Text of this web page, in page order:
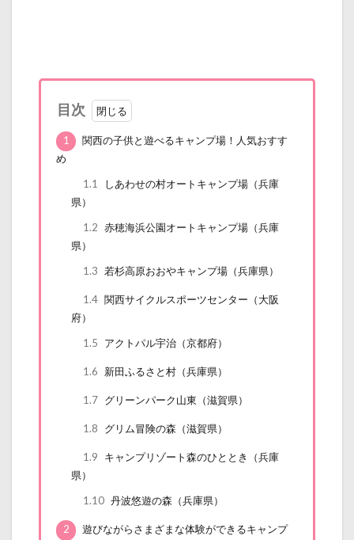
目次
1
関西の子供と遊べるキャンプ場！人気おすす
め
1.1
しあわせの村オートキャンプ場（兵庫
県）
1.2 赤穂海浜公園オートキャンプ場（兵庫
県）
1.3 若杉高原おおやキャンプ場（兵庫県）
1.4 関西サイクルスポーツセンター（大阪
府）
1.5
アクトパル宇治（京都府）
1.6 新田ふるさと村（兵庫県）
1.7 グリーンパーク山東（滋賀県）
1.8 グリム冒険の森（滋賀県）
1.9
キャンプリゾート森のひととき（兵庫
県）
1.10 丹波悠遊の森（兵庫県）
2
遊びながらさまざまな体験ができるキャンプ